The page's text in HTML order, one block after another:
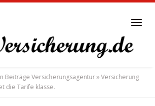
Beiträge Versicherungsagentur»Versicherung
die Tarife klasse.